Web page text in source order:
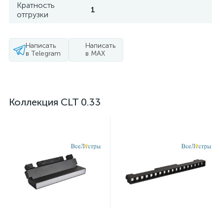
Кратность
отгрузки
1
Написать
в Telegram
Написать
в MAX
Коллекция CLT 0.33